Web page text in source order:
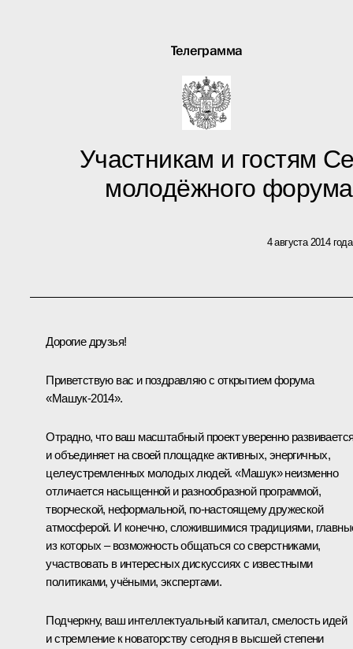
Телеграмма
Участникам и гостям
молодёжного
4 августа 2014 года
Дорогие друзья!
Приветствую вас и поздравляю с открытием форума
«Машук-2014».
Отрадно, что ваш масштабный проект уверенно
и объединяет на своей площадке активных, энергичных,
целеустремленных молодых людей. «Машук» неизменно
отличается насыщенной и разнообразной программой,
творческой, неформальной, по‑настоящему дружеской
атмосферой. И конечно, сложившимися традициями,
из которых – возможность общаться со сверстниками,
участвовать в интересных дискуссиях с известными
политиками, учёными, экспертами.
Подчеркну, ваш интеллектуальный капитал, смелость идей
и стремление к новаторству сегодня в высшей степени